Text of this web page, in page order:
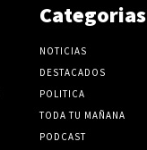
Categorias
NOTICIAS
DESTACADOS
POLITICA
TODA TU MAÑANA
PODCAST